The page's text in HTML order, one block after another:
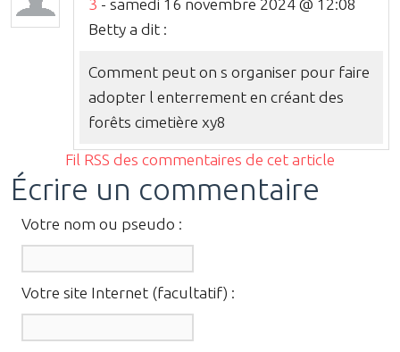
3 - samedi 16 novembre 2024 @ 12:08
Betty a dit :
Comment peut on s organiser pour faire
adopter l enterrement en créant des
forêts cimetière xy8
Fil RSS des commentaires de cet article
Écrire un commentaire
Votre nom ou pseudo :
Votre site Internet (facultatif) :